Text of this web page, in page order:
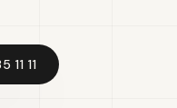
11 11